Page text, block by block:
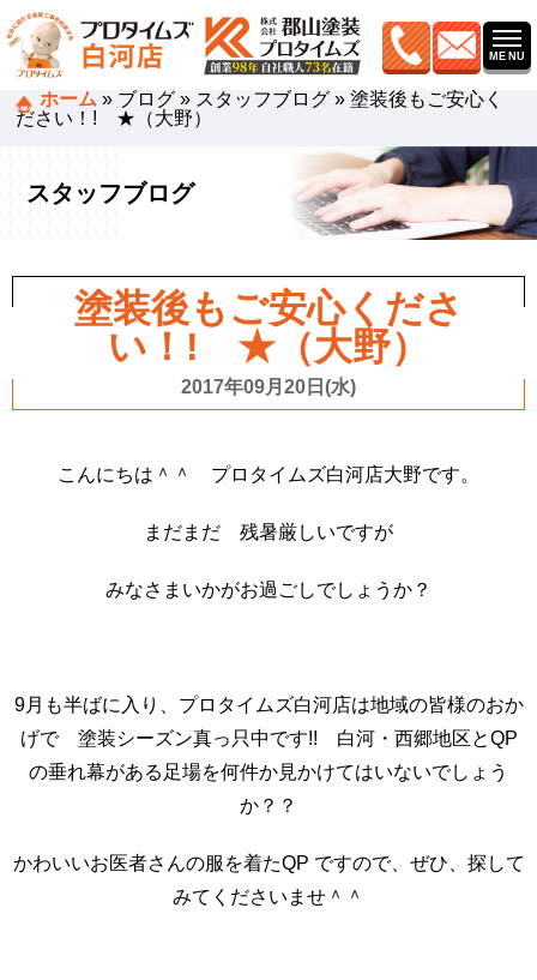
ホーム » ブログ » スタッフブログ »塗装後もご安心く
ださい！! ★（大野）
スタッフブログ
塗装後もご安心くださ
い！! ★（大野）
2017年09月20日(水)
こんにちは＾＾ プロタイムズ白河店大野です。
まだまだ 残暑厳しいですが
みなさまいかがお過ごしでしょうか？
9月も半ばに入り、プロタイムズ白河店は地域の皆様のおか
げで 塗装シーズン真っ只中です!! 白河・西郷地区とQP
の垂れ幕がある足場を何件か見かけてはいないでしょう
か？？
かわいいお医者さんの服を着たQP ですので、ぜひ、探して
みてくださいませ＾＾